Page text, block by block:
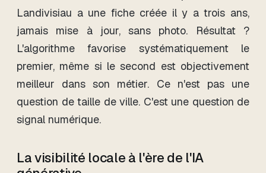
Landivisiau a une fiche créée il y a trois ans,
jamais mise à jour, sans photo. Résultat ?
L'algorithme favorise systématiquement le
premier, même si le second est objectivement
meilleur dans son métier. Ce n'est pas une
question de taille de ville. C'est une question de
signal numérique.
La visibilité locale à l'ère de l'IA